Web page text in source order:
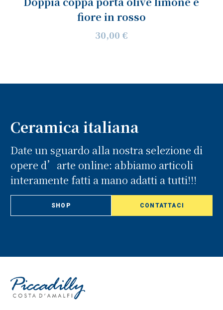
fiore in rosso
30,00 €
Ceramica italiana
Date un sguardo alla nostra selezione di
opere d’arte online: abbiamo articoli
interamente fatti a mano adatti a tutti!!!
SHOP CONTATTACI